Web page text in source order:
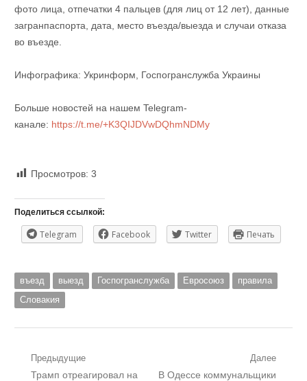
фото лица, отпечатки 4 пальцев (для лиц от 12 лет), данные
загранпаспорта, дата, место въезда/выезда и случаи отказа
во въезде.
Инфографика: Укринформ, Госпогранслужба Украины
Больше новостей на нашем Telegram-
канале: https://t.me/+K3QIJDVwDQhmNDMy
Просмотров: 3
Поделиться ссылкой:
Telegram Facebook Twitter Печать
въезд выезд Госпогранслужба Евросоюз
правила
Словакия
Навигация
Предыдущие
Предыдущий
Трамп отреагировал на
Далее
Следующий
В Одессе коммунальщики